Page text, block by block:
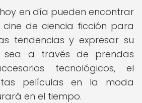
en día pueden encontrar
cine de ciencia ficción para
tendencias y expresar su
sea a través de prendas
tecnológicos, el
películas en la moda
en el tiempo.